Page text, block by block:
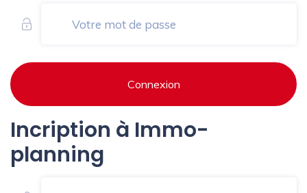
Connexion
Incription à Immo-
planning